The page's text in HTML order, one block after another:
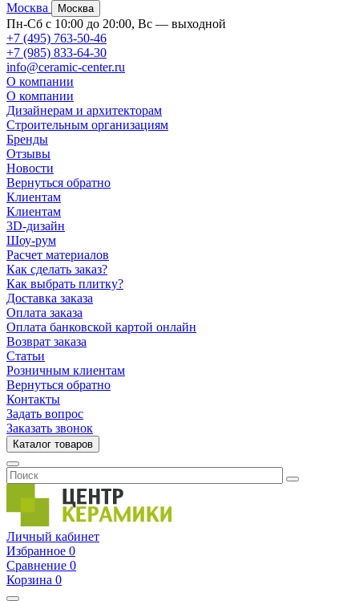
Москва
Москва
Пн-Сб с 10:00 до 20:00, Вс — выходной
+7 (495) 763-50-46
+7 (985) 833-64-30
info@ceramic-center.ru
О компании
О компании
Дизайнерам и архитекторам
Строительным организациям
Бренды
Отзывы
Новости
Вернуться обратно
Клиентам
Клиентам
3D-дизайн
Шоу-рум
Расчет материалов
Как сделать заказ?
Как выбрать плитку?
Доставка заказа
Оплата заказа
Оплата банковской картой онлайн
Возврат заказа
Статьи
Розничным клиентам
Вернуться обратно
Контакты
Задать вопрос
Заказать звонок
Каталог товаров
Личный кабинет
Избранное 0
Сравнение 0
Корзина 0